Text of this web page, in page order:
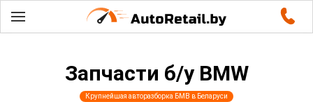
Запчасти б/у BMW
Крупнейшая авторазборка БМВ в Беларуси